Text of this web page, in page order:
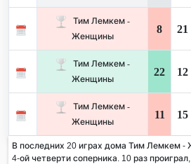
Тим Лемкем -
Женщины
8 21
Тим Лемкем -
Женщины
22 12
Тим Лемкем -
Женщины
11 15
В последних 20 играх дома Тим Лемкем
4-ой четверти соперника. 10 раз